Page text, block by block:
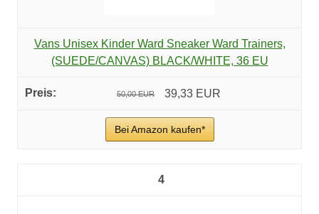
Vans Unisex Kinder Ward Sneaker Ward Trainers,
(SUEDE/CANVAS) BLACK/WHITE, 36 EU
50,00 EUR 39,33 EUR
Bei Amazon kaufen*
4